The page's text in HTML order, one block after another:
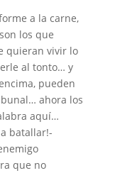
a la carne,
los que
quieran vivir lo
al tonto… y
pueden
ahora los
aquí…
batallar!-
que no